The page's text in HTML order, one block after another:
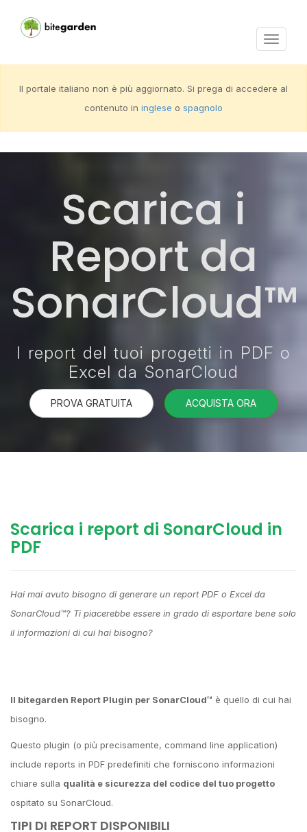
Activar
Il portale italiano non è più aggiornato. Si prega di accedere al
contenuto in inglese o spagnolo
Scarica i
Report da
SonarCloud™
I report del tuoi progetti in PDF o
Excel da SonarCloud
PROVA GRATUITA ACQUISTA ORA
Scarica i report di SonarCloud in
PDF
Hai mai avuto bisogno di generare un report PDF o Excel da
SonarCloud™? Ti piacerebbe essere in grado di esportare bene solo
il informazioni di cui hai bisogno?
Il bitegarden Report Plugin per SonarCloud™ è quello di cui hai
bisogno.
Questo plugin (o più precisamente, command line application)
include reports in PDF predefiniti che forniscono informazioni
chiare sulla qualità e sicurezza del codice del tuo progetto
ospitato su SonarCloud.
TIPI DI REPORT DISPONIBILI